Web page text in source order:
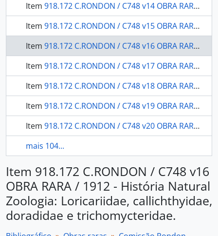
Item 918.172 C.RONDON / C748 v14 OBRA RARA / 1912 - História Natural Zoologia: Tabanideos.
Item 918.172 C.RONDON / C748 v15 OBRA RARA / 1914 - História Natural Zoologia: Pimelodidae, trachycorystidae, cetapsidae, bunocephalidae, auchenipteridae e hypophthalmidae.
Item 918.172 C.RONDON / C748 v16 OBRA RARA / 1912 - História Natural Zoologia: Loricariidae, callichthyidae, doradidae e trichomycteridae.
Item 918.172 C.RONDON / C748 v17 OBRA RARA / 1914 - História Natural Zoologia Mamíferos: cebidae, hapalidae, vespertilionidae, emballonuridae, phyllostomatidae, felidae, mustelidae, canidae, procynidae tapyridae, suidae cerviddae sciunidae, muridae, octadontidae, coenduidae, dasyprocetidae, carvidae e leporidae, platanistidae, bradynodidae, myrmecophagidae, dasypodidae didelphyidae.
Item 918.172 C.RONDON / C748 v18 OBRA RARA / 19-- - História Natural Mineralogia e Geologia: o desastre do Sepotuba.
Item 918.172 C.RONDON / C748 v19 OBRA RARA / 19-- - Serviço Sanitário: expedição de 1909.
Item 918.172 C.RONDON / C748 v20 OBRA RARA / 19-- - Serviço Sanitário: secção de Caceres a Matto-Grosso.
mais 104...
Item 918.172 C.RONDON / C748 v16
OBRA RARA / 1912 - História Natural
Zoologia: Loricariidae, callichthyidae,
doradidae e trichomycteridae.